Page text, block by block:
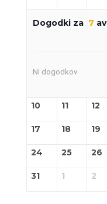
Dogodki za 7
Ni dogodkov
10 11 12
17 18 19
24 25 26
31 1 2